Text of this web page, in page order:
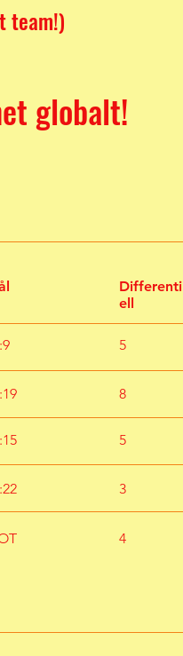
team!)
globalt!
Differenti
ell
5
8
5
3
4